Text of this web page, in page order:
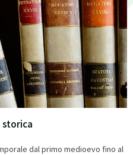
storica
dal primo medioevo fino al